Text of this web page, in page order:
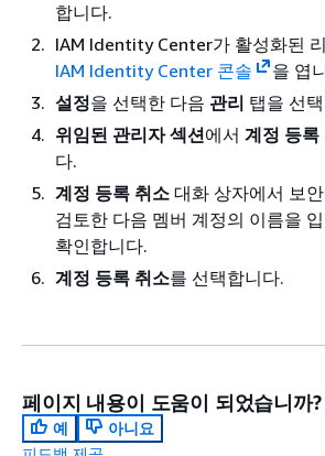
합니다.
IAM Identity Center가 활성화된
IAM Identity Center 콘솔
을 엽
설정을 선택한 다음 관리 탭을 선
위임된 관리자 섹션에서 계정 등록
다.
계정 등록 취소 대화 상자에서 보
검토한 다음 멤버 계정의 이름을
확인합니다.
계정 등록 취소를 선택합니다.
페이지 내용이 도움이 되었습니까?
예
아니요